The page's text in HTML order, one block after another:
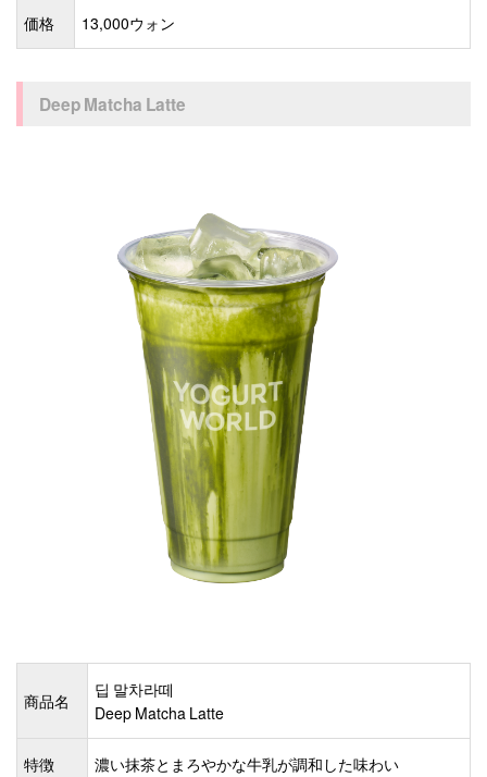
価格 13,000ウォン
Deep Matcha Latte
商品名
딥 말차라떼
Deep Matcha Latte
特徴 濃い抹茶とまろやかな牛乳が調和した味わい